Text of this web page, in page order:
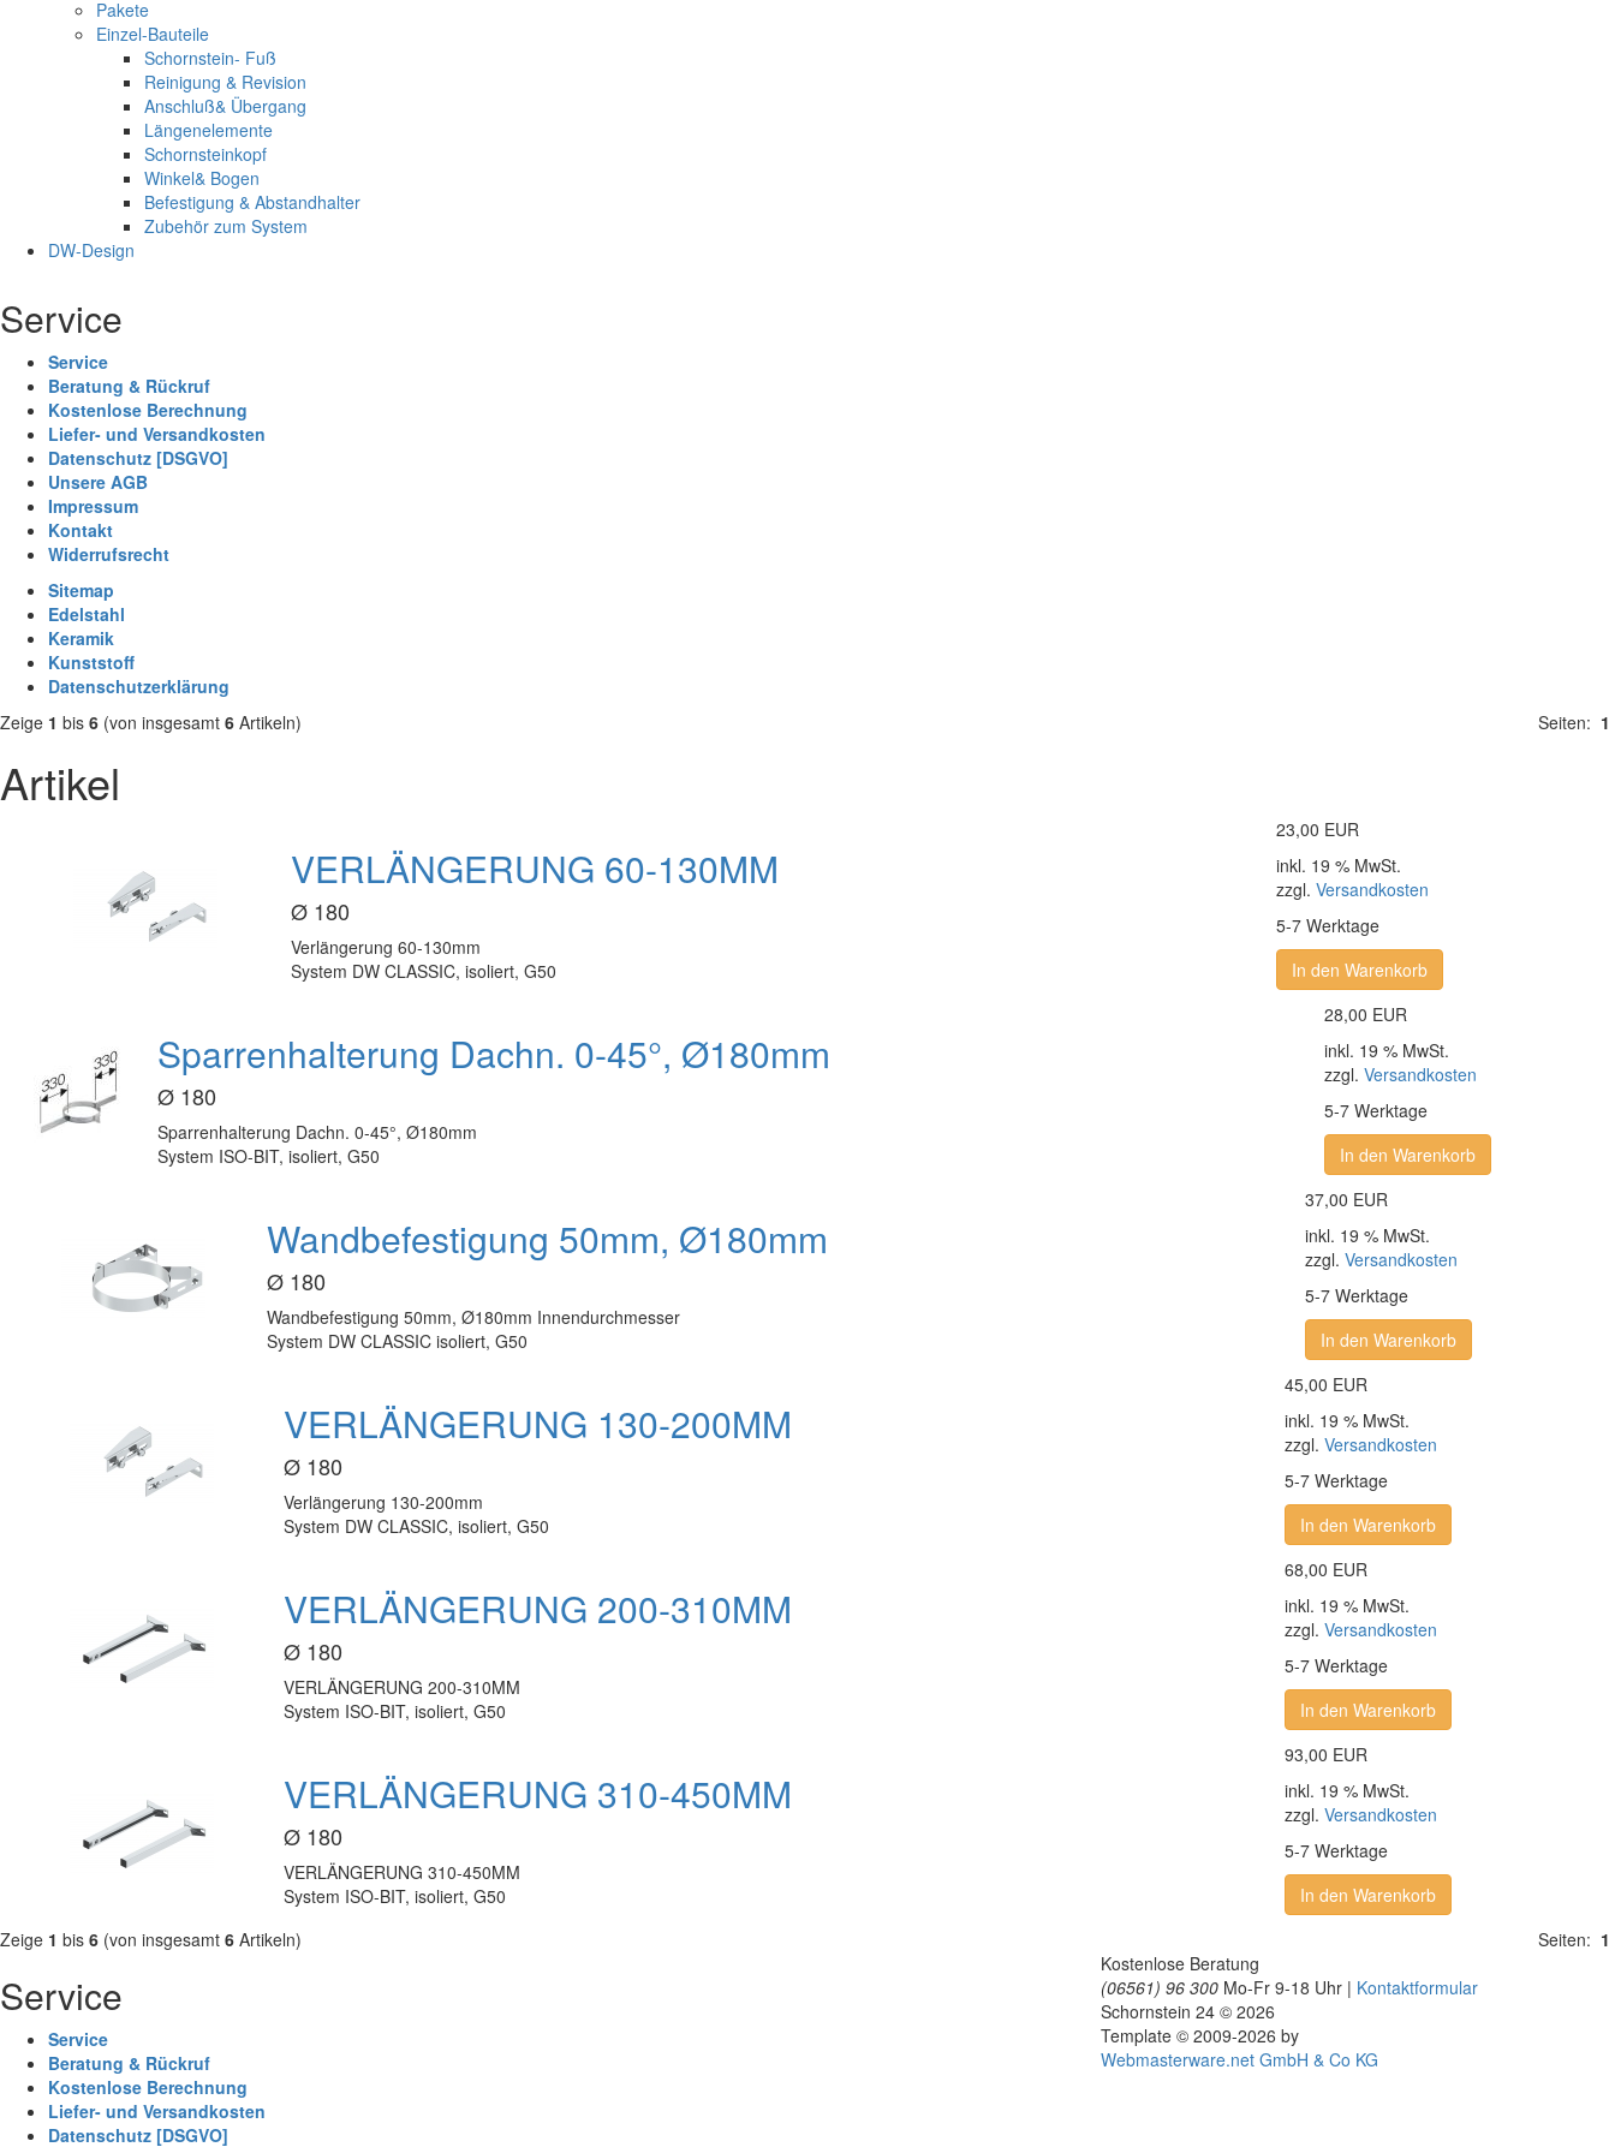
Pakete
Einzel-Bauteile
Schornstein- Fuß
Reinigung & Revision
Anschluß& Übergang
Längenelemente
Schornsteinkopf
Winkel& Bogen
Befestigung & Abstandhalter
Zubehör zum System
DW-Design
Service
Service
Beratung & Rückruf
Kostenlose Berechnung
Liefer- und Versandkosten
Datenschutz [DSGVO]
Unsere AGB
Impressum
Kontakt
Widerrufsrecht
Sitemap
Edelstahl
Keramik
Kunststoff
Datenschutzerklärung
Zeige 1 bis 6 (von insgesamt 6 Artikeln) Seiten: 1
Artikel
VERLÄNGERUNG 60-130MM
Ø 180
Verlängerung 60-130mm
System DW CLASSIC, isoliert, G50
23,00 EUR
inkl. 19 % MwSt.
zzgl. Versandkosten
5-7 Werktage
In den Warenkorb
Sparrenhalterung Dachn. 0-45°, Ø180mm
Ø 180
Sparrenhalterung Dachn. 0-45°, Ø180mm
System ISO-BIT, isoliert, G50
28,00 EUR
inkl. 19 % MwSt.
zzgl. Versandkosten
5-7 Werktage
In den Warenkorb
Wandbefestigung 50mm, Ø180mm
Ø 180
Wandbefestigung 50mm, Ø180mm Innendurchmesser
System DW CLASSIC isoliert, G50
37,00 EUR
inkl. 19 % MwSt.
zzgl. Versandkosten
5-7 Werktage
In den Warenkorb
VERLÄNGERUNG 130-200MM
Ø 180
Verlängerung 130-200mm
System DW CLASSIC, isoliert, G50
45,00 EUR
inkl. 19 % MwSt.
zzgl. Versandkosten
5-7 Werktage
In den Warenkorb
VERLÄNGERUNG 200-310MM
Ø 180
VERLÄNGERUNG 200-310MM
System ISO-BIT, isoliert, G50
68,00 EUR
inkl. 19 % MwSt.
zzgl. Versandkosten
5-7 Werktage
In den Warenkorb
VERLÄNGERUNG 310-450MM
Ø 180
VERLÄNGERUNG 310-450MM
System ISO-BIT, isoliert, G50
93,00 EUR
inkl. 19 % MwSt.
zzgl. Versandkosten
5-7 Werktage
In den Warenkorb
Zeige 1 bis 6 (von insgesamt 6 Artikeln) Seiten: 1
Service
Service
Beratung & Rückruf
Kostenlose Berechnung
Liefer- und Versandkosten
Datenschutz [DSGVO]
Kostenlose Beratung
(06561) 96 300 Mo-Fr 9-18 Uhr | Kontaktformular
Schornstein 24 © 2026
Template © 2009-2026 by
Webmasterware.net GmbH & Co KG